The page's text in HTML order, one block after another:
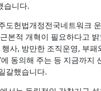
습니다.
도헌법개정전국네트워크
본적 개혁이 필요하다고
사, 방만한 조직운영, 부
동의해 주는 등 지금까지
갈했습니다.